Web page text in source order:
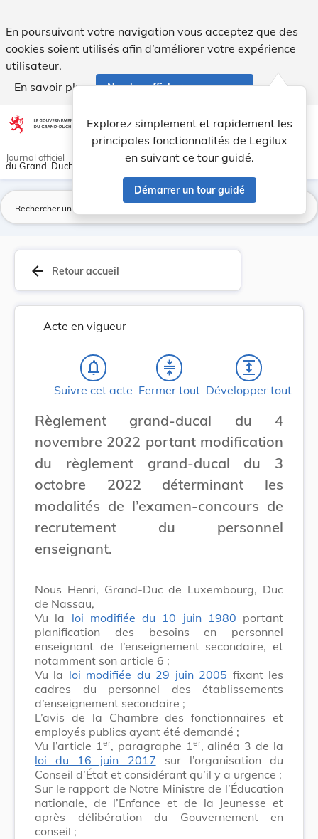
En poursuivant votre navigation vous acceptez que des
cookies soient utilisés afin d’améliorer votre expérience
utilisateur.
En savoir plus
Ne plus afficher ce message
Aller au contenu account_circle help Aide
Explorez simplement et rapidement les
principales fonctionnalités de Legilux
en suivant ce tour guidé.
Démarrer un tour guidé
light_mode dark_mode
Journal officiel
du Grand-Duché de Luxembourg
arrow_back Retour accueil
Acte en vigueur
notifications_none
Suivre cet acte
compress
Fermer tout
expand
Développer tout
Règlement grand-ducal du 4
novembre 2022 portant modification
du règlement grand-ducal du 3
octobre 2022 déterminant les
modalités de l’examen-concours de
recrutement du personnel
enseignant.
Nous Henri, Grand-Duc de Luxembourg, Duc
de Nassau,
Vu la loi modifiée du 10 juin 1980 portant
planification des besoins en personnel
enseignant de l’enseignement secondaire, et
notamment son article 6 ;
Vu la loi modifiée du 29 juin 2005 fixant les
cadres du personnel des établissements
d’enseignement secondaire ;
L’avis de la Chambre des fonctionnaires et
employés publics ayant été demandé ;
Vu l’article 1 er, paragraphe 1 er, alinéa 3 de la
loi du 16 juin 2017 sur l’organisation du
Conseil d’État et considérant qu’il y a urgence ;
Sur le rapport de Notre Ministre de l’Éducation
nationale, de l’Enfance et de la Jeunesse et
après délibération du Gouvernement en
conseil ;